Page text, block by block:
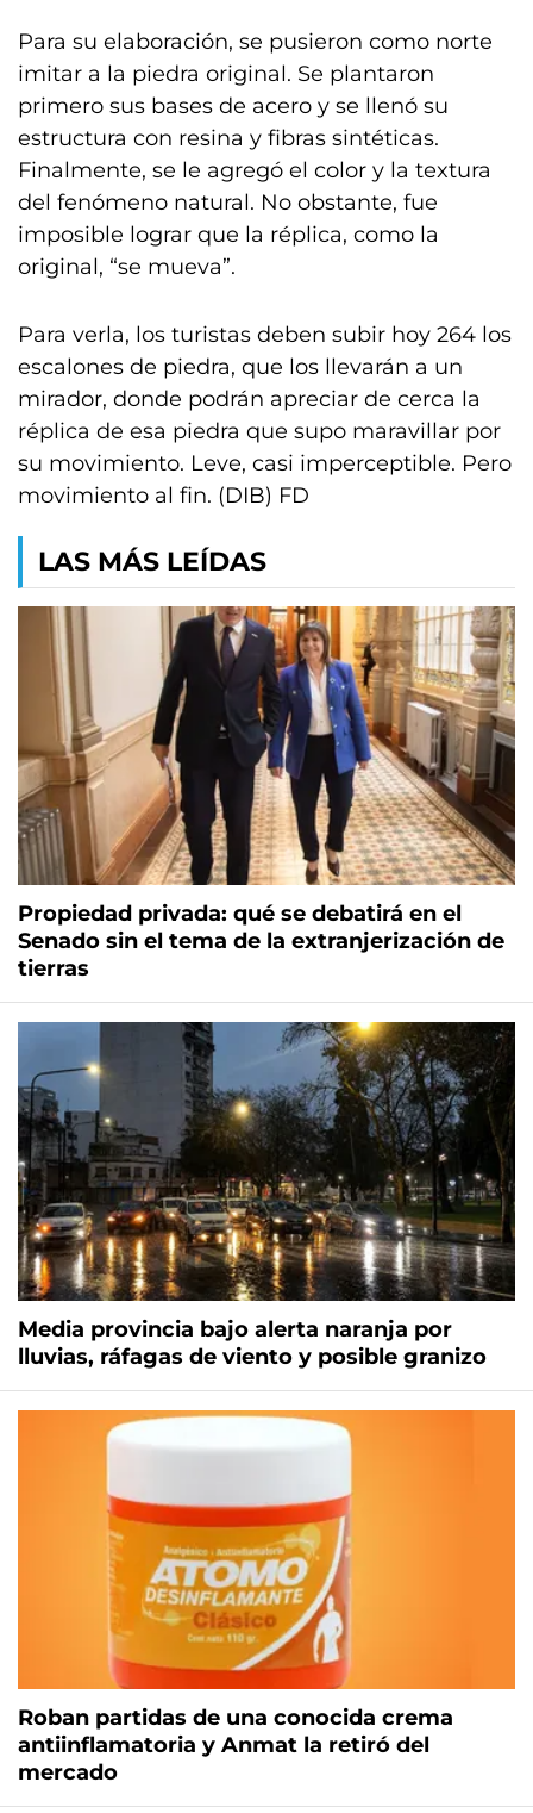
Para su elaboración, se pusieron como norte
imitar a la piedra original. Se plantaron
primero sus bases de acero y se llenó su
estructura con resina y fibras sintéticas.
Finalmente, se le agregó el color y la textura
del fenómeno natural. No obstante, fue
imposible lograr que la réplica, como la
original, “se mueva”.
Para verla, los turistas deben subir hoy 264 los
escalones de piedra, que los llevarán a un
mirador, donde podrán apreciar de cerca la
réplica de esa piedra que supo maravillar por
su movimiento. Leve, casi imperceptible. Pero
movimiento al fin. (DIB) FD
LAS MÁS LEÍDAS
Propiedad privada: qué se debatirá en el
Senado sin el tema de la extranjerización de
tierras
Media provincia bajo alerta naranja por
lluvias, ráfagas de viento y posible granizo
Roban partidas de una conocida crema
antiinflamatoria y Anmat la retiró del
mercado